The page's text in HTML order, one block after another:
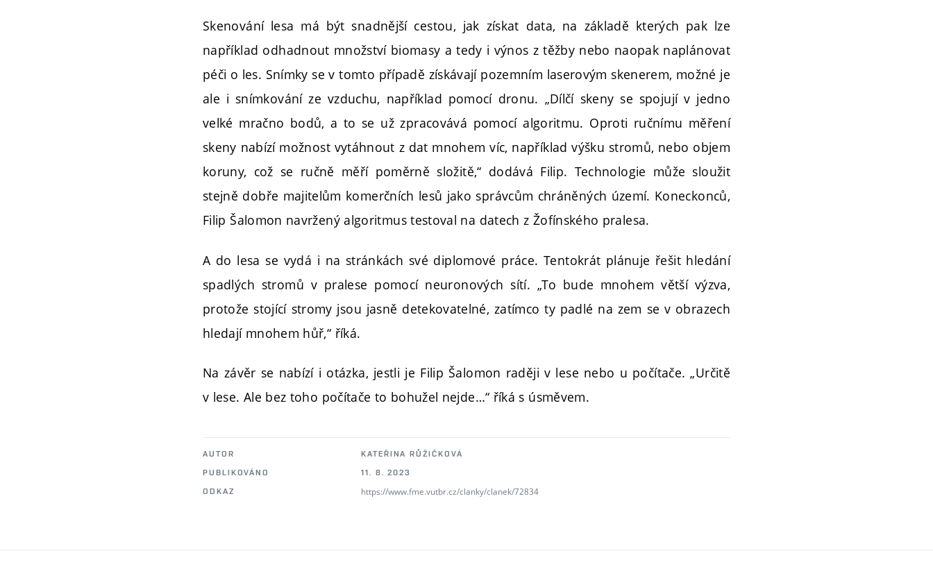
Skenování lesa má být snadnější cestou, jak získat data, na základě kterých pak lze
například odhadnout množství biomasy a tedy i výnos z těžby nebo naopak naplánovat
péči o les. Snímky se v tomto případě získávají pozemním laserovým skenerem, možné je
ale i snímkování ze vzduchu, například pomocí dronu. „Dílčí skeny se spojují v jedno
velké mračno bodů, a to se už zpracovává pomocí algoritmu. Oproti ručnímu měření
skeny nabízí možnost vytáhnout z dat mnohem víc, například výšku stromů, nebo objem
koruny, což se ručně měří poměrně složitě,“ dodává Filip. Technologie může sloužit
stejně dobře majitelům komerčních lesů jako správcům chráněných území. Koneckonců,
Filip Šalomon navržený algoritmus testoval na datech z Žofínského pralesa.
A do lesa se vydá i na stránkách své diplomové práce. Tentokrát plánuje řešit hledání
spadlých stromů v pralese pomocí neuronových sítí. „To bude mnohem větší výzva,
protože stojící stromy jsou jasně detekovatelné, zatímco ty padlé na zem se v obrazech
hledají mnohem hůř,“ říká.
Na závěr se nabízí i otázka, jestli je Filip Šalomon raději v lese nebo u počítače. „Určitě
v lese. Ale bez toho počítače to bohužel nejde…“ říká s úsměvem.
AUTOR
KATEŘINA RŮŽIČKOVÁ
PUBLIKOVÁNO
11. 8. 2023
ODKAZ
https://www.fme.vutbr.cz/clanky/clanek/72834